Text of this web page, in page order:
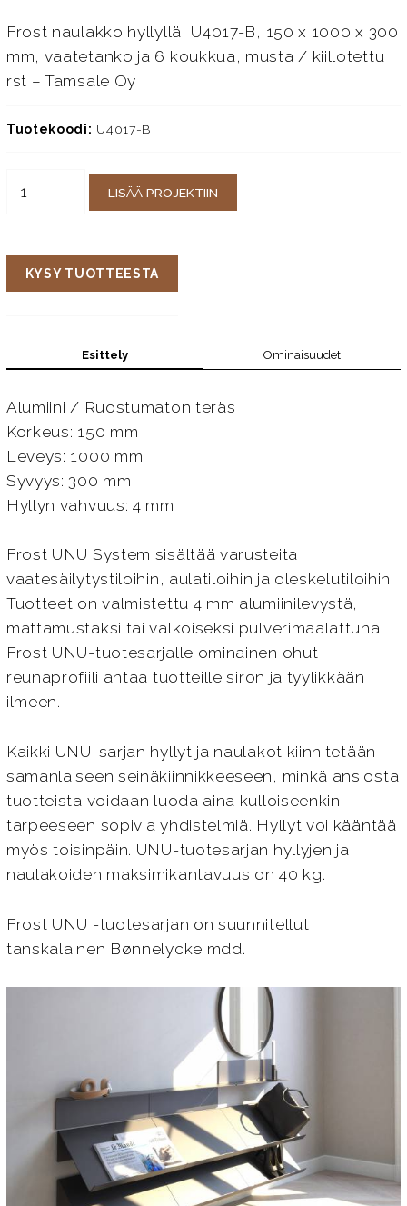
Frost naulakko hyllyllä, U4017-B, 150 x 1000 x 300
mm, vaatetanko ja 6 koukkua, musta / kiillotettu
rst – Tamsale Oy
Tuotekoodi: U4017-B
LISÄÄ PROJEKTIIN
KYSY TUOTTEESTA
Esittely Ominaisuudet
Alumiini / Ruostumaton teräs
Korkeus: 150 mm
Leveys: 1000 mm
Syvyys: 300 mm
Hyllyn vahvuus: 4 mm
Frost UNU System sisältää varusteita
vaatesäilytystiloihin, aulatiloihin ja oleskelutiloihin.
Tuotteet on valmistettu 4 mm alumiinilevystä,
mattamustaksi tai valkoiseksi pulverimaalattuna.
Frost UNU-tuotesarjalle ominainen ohut
reunaprofiili antaa tuotteille siron ja tyylikkään
ilmeen.
Kaikki UNU-sarjan hyllyt ja naulakot kiinnitetään
samanlaiseen seinäkiinnikkeeseen, minkä ansiosta
tuotteista voidaan luoda aina kulloiseenkin
tarpeeseen sopivia yhdistelmiä. Hyllyt voi kääntää
myös toisinpäin. UNU-tuotesarjan hyllyjen ja
naulakoiden maksimikantavuus on 40 kg.
Frost UNU -tuotesarjan on suunnitellut
tanskalainen Bønnelycke mdd.